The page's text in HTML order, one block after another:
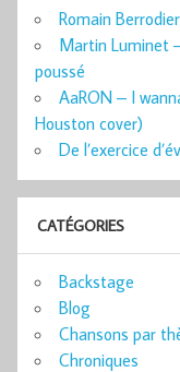
Romain
Martin Luminet
poussé
AaRON – I
Houston cover)
De l’exercice
CATÉGORIES
Backstage
Blog
Chansons par
Chroniques